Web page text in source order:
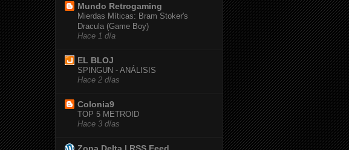
Mundo Retrogaming
Mierdas Míticas: Bram Stoker's
Dracula (Game Boy)
Hace 1 día
EL BLOJ
SPINGUN - ANÁLISIS
Hace 2 días
Colonia9
TOP 5 METROID
Hace 3 días